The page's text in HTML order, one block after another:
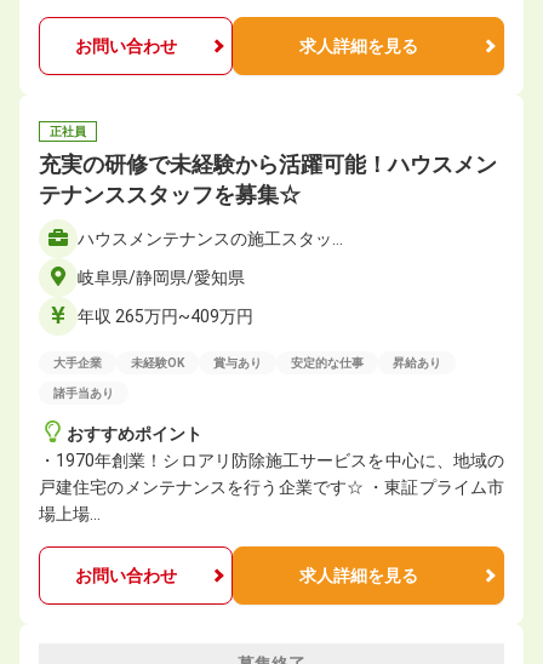
お問い合わせ 求人詳細を見る
正社員
充実の研修で未経験から活躍可能！ハウスメン
テナンススタッフを募集☆
ハウスメンテナンスの施工スタッ…
岐阜県/静岡県/愛知県
年収 265万円~409万円
大手企業 未経験OK 賞与あり 安定的な仕事 昇給あり
諸手当あり
おすすめポイント
・1970年創業！シロアリ防除施⼯サービスを中心に、地域の
戸建住宅のメンテナンスを行う企業です☆ ・東証プライム市
場上場…
お問い合わせ 求人詳細を見る